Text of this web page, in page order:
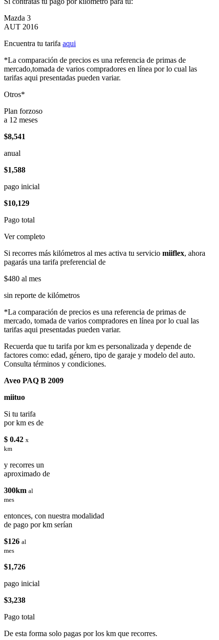
Mazda 3
AUT 2016
Encuentra tu tarifa aqui
*La comparación de precios es una referencia de primas de
mercado,tomada de varios compradores en línea por lo cual las
tarifas aqui presentadas pueden variar.
Otros*
Plan forzoso
a 12 meses
$8,541
anual
$1,588
pago inicial
$10,129
Pago total
Ver completo
Si recorres más kilómetros al mes activa tu servicio miiflex, ahora
pagarás una tarifa preferencial de
$480 al mes
sin reporte de kilómetros
*La comparación de precios es una referencia de primas de
mercado, tomada de varios compradores en línea por lo cual las
tarifas aqui presentadas pueden variar.
Recuerda que tu tarifa por km es personalizada y depende de
factores como: edad, género, tipo de garaje y modelo del auto.
Consulta términos y condiciones.
Aveo PAQ B 2009
miituo
Si tu tarifa
por km es de
$ 0.42 x
km
y recorres un
aproximado de
300km al
mes
entonces, con nuestra modalidad
de pago por km serían
$126 al
mes
$1,726
pago inicial
$3,238
Pago total
De esta forma solo pagas por los km que recorres.